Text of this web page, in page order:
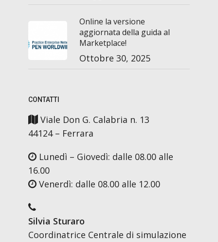
Online la versione
aggiornata della guida al
Marketplace!
Ottobre 30, 2025
CONTATTI
Viale Don G. Calabria n. 13
44124 – Ferrara
Lunedì – Giovedì: dalle 08.00 alle
16.00
Venerdì: dalle 08.00 alle 12.00
Silvia Sturaro
Coordinatrice Centrale di simulazione